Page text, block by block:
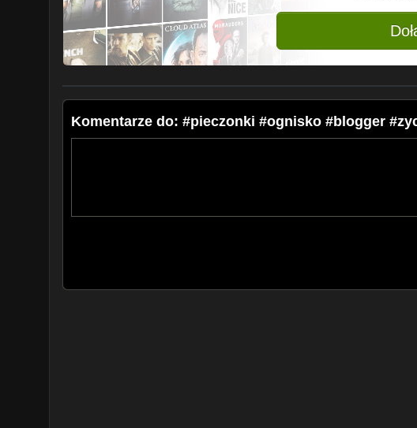
Komentarze do: #pieczonki #ognisko #blogger